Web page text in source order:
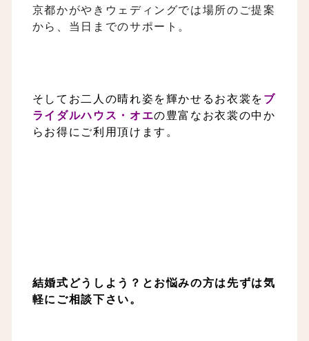
京都かがやきウェディングでは場所のご提案
から、当日までのサポート。
そしてお二人の晴れ姿を輝かせるお衣裳を ブ
ライダルハウス・オエの豊富なお衣裳の中か
らお得にご利用頂けます。
結婚式どうしよう？とお悩みの方は先ずは気
軽にご相談下さい。